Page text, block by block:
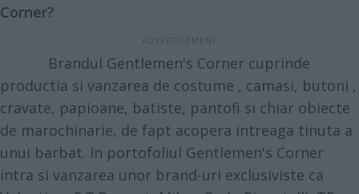
Corner?
Brandul Gentlemen's Corner cuprinde
productia si vanzarea de costume , camasi, butoni ,
cravate, papioane, batiste, pantofi si chiar obiecte
de marochinarie, de fapt acopera intreaga tinuta a
unui barbat. In portofoliul Gentlemen's Corner
intra si vanzarea unor brand-uri exclusiviste ca